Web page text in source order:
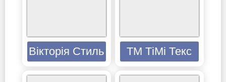
Вікторія Стиль ТМ ТіМі Текс